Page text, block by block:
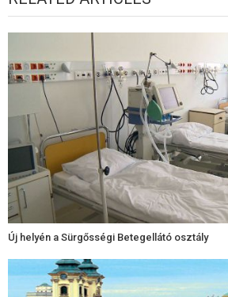
Új helyén a Sürgősségi Betegellátó osztály